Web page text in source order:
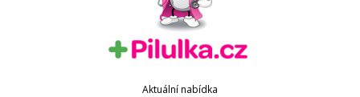
Aktuální nabídka